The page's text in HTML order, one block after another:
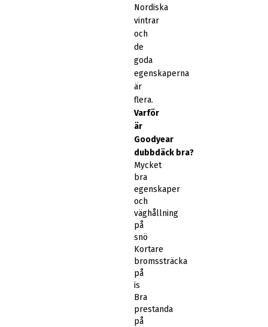
Nordiska
vintrar
och
de
goda
egenskaperna
är
flera.
Varför
är
Goodyear
dubbdäck bra?
Mycket
bra
egenskaper
och
väghållning
på
snö
Kortare
bromssträcka
på
is
Bra
prestanda
på